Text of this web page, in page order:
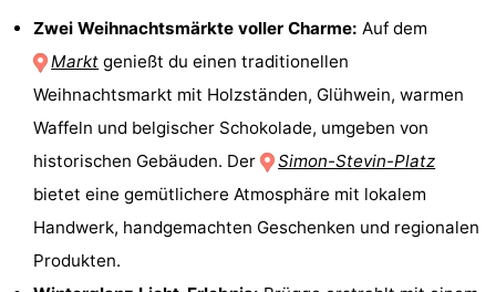
Westhoek
Kontakt
Zwei Weihnachtsmärkte voller Charme: Auf dem
Markt genießt du einen traditionellen
Weihnachtsmarkt mit Holzständen, Glühwein, warmen
Waffeln und belgischer Schokolade, umgeben von
historischen Gebäuden. Der
Simon-Stevin-Platz
bietet eine gemütlichere Atmosphäre mit lokalem
Handwerk, handgemachten Geschenken und regionalen
Produkten.